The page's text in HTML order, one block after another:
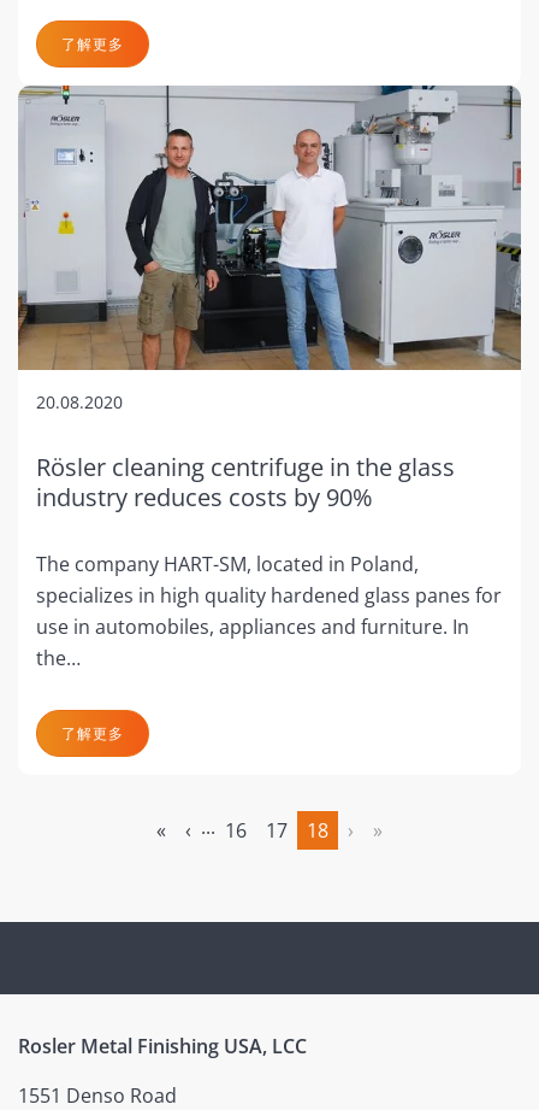
了解更多
20.08.2020
Rösler cleaning centrifuge in the glass
industry reduces costs by 90%
The company HART-SM, located in Poland,
specializes in high quality hardened glass panes for
use in automobiles, appliances and furniture. In
the…
了解更多
« ‹ ... 16 17
18
› »
Rosler Metal Finishing USA, LCC
1551 Denso Road